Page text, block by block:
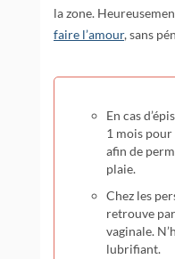
la zone.
faire l’amour, sans
En cas
1 mois
afin de
plaie.
Chez les
retrouve
vaginale.
lubrifiant.